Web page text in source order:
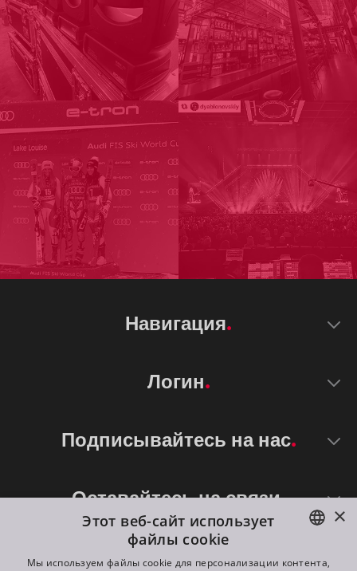
Навигация
Логин
Подписывайтесь на нас
Оставайтесь на связи
ENGLISH
×
Этот веб-сайт использует
файлы cookie
Мы используем файлы cookie для персонализации контента,